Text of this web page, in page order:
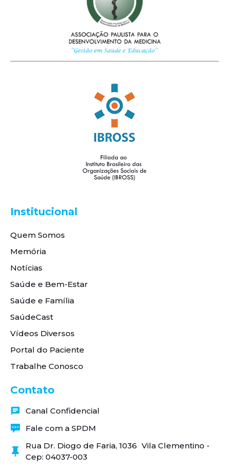
Institucional
Quem Somos
Memória
Notícias
Saúde e Bem-Estar
Saúde e Família
SaúdeCast
Vídeos Diversos
Portal do Paciente
Trabalhe Conosco
Contato
Canal Confidencial
Fale com a SPDM
Rua Dr. Diogo de Faria, 1036 Vila Clementino -
Cep: 04037-003